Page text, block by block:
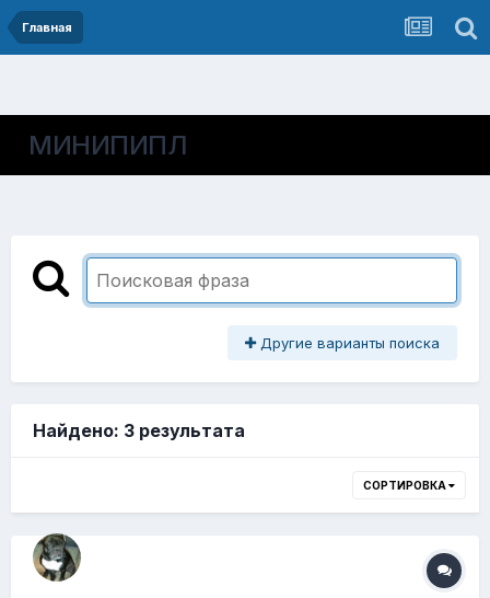
Главная
МИНИПИПЛ
Другие варианты поиска
Найдено: 3 результата
СОРТИРОВКА